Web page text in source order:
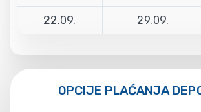
22.09. 29.09.
OPCIJE PLAĆANJA